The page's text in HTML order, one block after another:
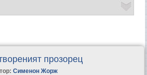
прозорец
Сименон Жорж